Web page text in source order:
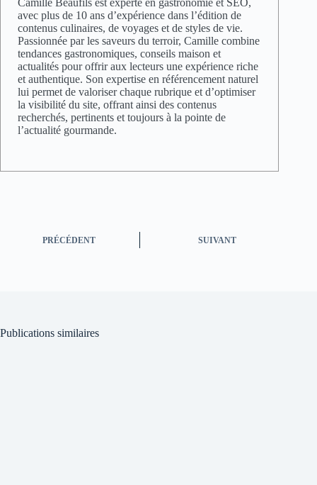
avec plus de 10 ans d’expérience dans l’édition de
contenus culinaires, de voyages et de styles de vie.
Passionnée par les saveurs du terroir, Camille combine
tendances gastronomiques, conseils maison et
actualités pour offrir aux lecteurs une expérience riche
et authentique. Son expertise en référencement naturel
lui permet de valoriser chaque rubrique et d’optimiser
la visibilité du site, offrant ainsi des contenus
recherchés, pertinents et toujours à la pointe de
l’actualité gourmande.
PRÉCÉDENT SUIVANT
Publications similaires